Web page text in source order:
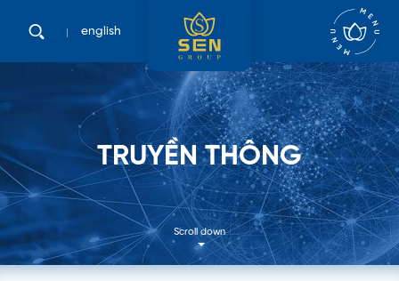
english
TRUYỀN THÔNG
Scroll down